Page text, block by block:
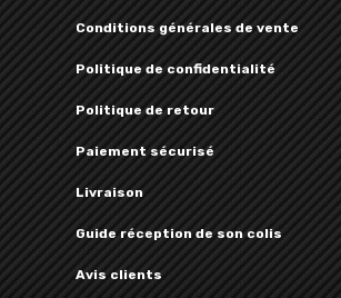
Conditions générales de vente
Politique de confidentialité
Politique de retour
Paiement sécurisé
Livraison
Guide réception de son colis
Avis clients